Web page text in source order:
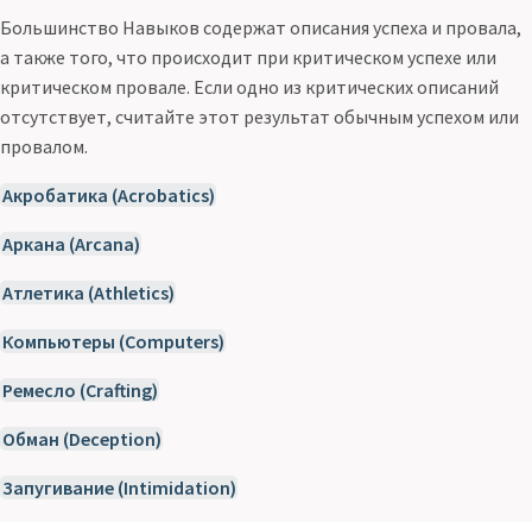
Большинство Навыков содержат описания успеха и провала,
а также того, что происходит при критическом успехе или
критическом провале. Если одно из критических описаний
отсутствует, считайте этот результат обычным успехом или
провалом.
Акробатика (Acrobatics)
Аркана (Arcana)
Атлетика (Athletics)
Компьютеры (Computers)
Ремесло (Crafting)
Обман (Deception)
Запугивание (Intimidation)